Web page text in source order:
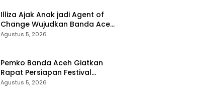
Illiza Ajak Anak jadi Agent of
Change Wujudkan Banda Aceh
Kota Layak Anak
Agustus 5, 2026
Pemko Banda Aceh Giatkan
Rapat Persiapan Festival
Kemerdekaan di Pasar Atjeh
Agustus 5, 2026